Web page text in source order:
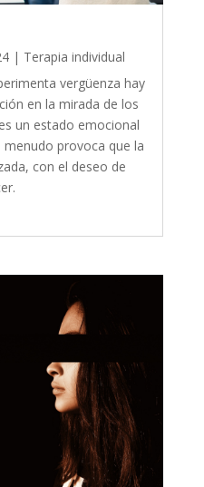
| Terapia individual
vergüenza hay
en la mirada de los
un estado emocional
provoca que la
con el deseo de